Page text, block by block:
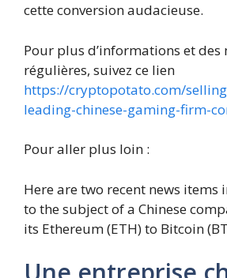
cette conversion audacieuse.
Pour plus d’informations et des
régulières, suivez ce lien
https://cryptopotato.com/
leading-chinese-gaming-firm-
Pour aller plus loin :
Here are two recent news items
to the subject of a Chinese
its Ethereum (ETH) to Bitcoin